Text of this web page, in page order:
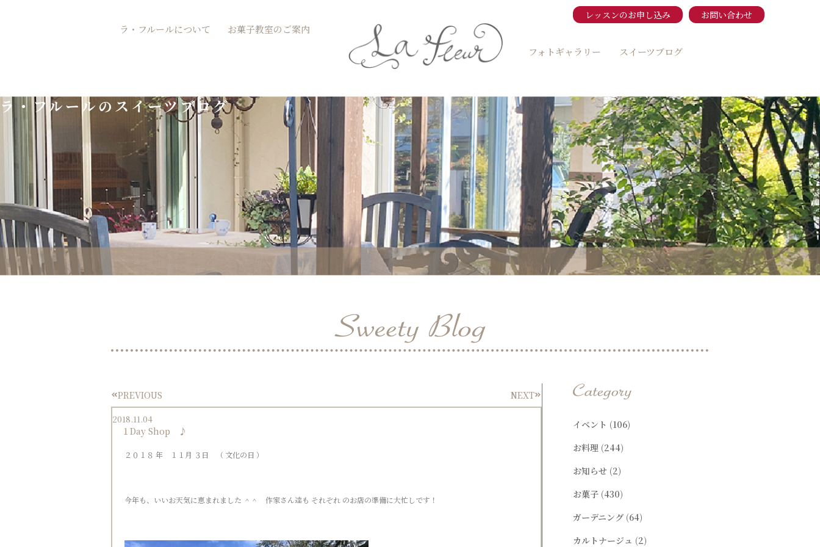
キ
レッスンのお申し込み お問い合わせ
ラ・フルールについて お菓子教室のご案内 Open お菓子教室のご案内
フォトギャラリー スイーツブログ
ラ・フルールのスイーツブログ
PrevPREVIOUS NEXTNext
2018.11.04
１Day Shop ♪
２０１８ 年 １１月 ３日 （ 文化の日 ）
今年も、いいお天気に恵まれました ＾＾ 作家さん達も それぞれ のお店の準備に大忙しです！
イベント (106)
お料理 (244)
お知らせ (2)
お菓子(430)
ガーデニング(64)
カルトナージュ (2)